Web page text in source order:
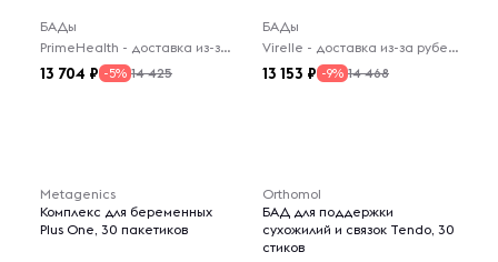
БАДы
PrimeHealth - доставка из-за рубежа
13 704 -5% 14 425
БАДы
Virelle - доставка из-за рубежа
13 153 -9% 14 468
Metagenics
Комплекс для беременных
Plus One, 30 пакетиков
Orthomol
БАД для поддержки
сухожилий и связок Tendo, 30
стиков